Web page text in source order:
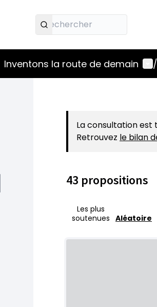
Inventons la route de demain /
La consultation est
Retrouvez le bilan
43 propositions
Les plus
soutenues
Aléatoire